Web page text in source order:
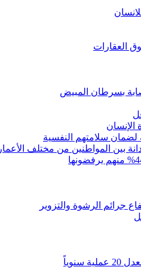
العقارات
بسرطان المبيض
الإنسان
سلامتهم النفسية
بين المواطنين من مختلف الأعمار
جرائم الرشوة والتزوير